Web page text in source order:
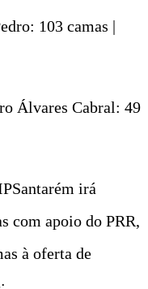
103 camas |
Álvares Cabral: 49
irá
com apoio do PRR,
à oferta de